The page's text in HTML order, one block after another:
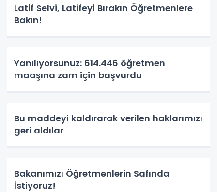
Latif Selvi, Latifeyi Bırakın Öğretmenlere
Bakın!
Yanılıyorsunuz: 614.446 öğretmen
maaşına zam için başvurdu
Bu maddeyi kaldırarak verilen haklarımızı
geri aldılar
Bakanımızı Öğretmenlerin Safında
İstiyoruz!